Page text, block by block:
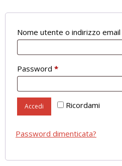
Nome utente o indirizzo email
Password *Richiesto
Ricordami
Accedi
Password dimenticata?